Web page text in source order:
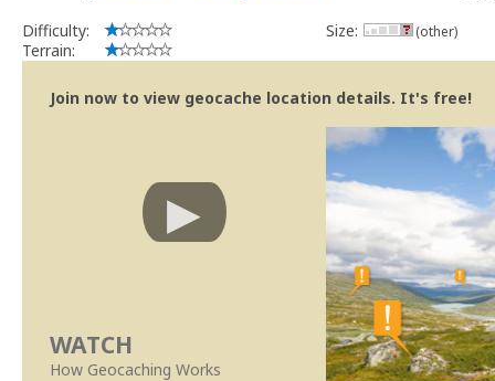
Difficulty:
Terrain:
Size: (other)
Join now to view geocache location details. It's free!
WATCH
How Geocaching Works